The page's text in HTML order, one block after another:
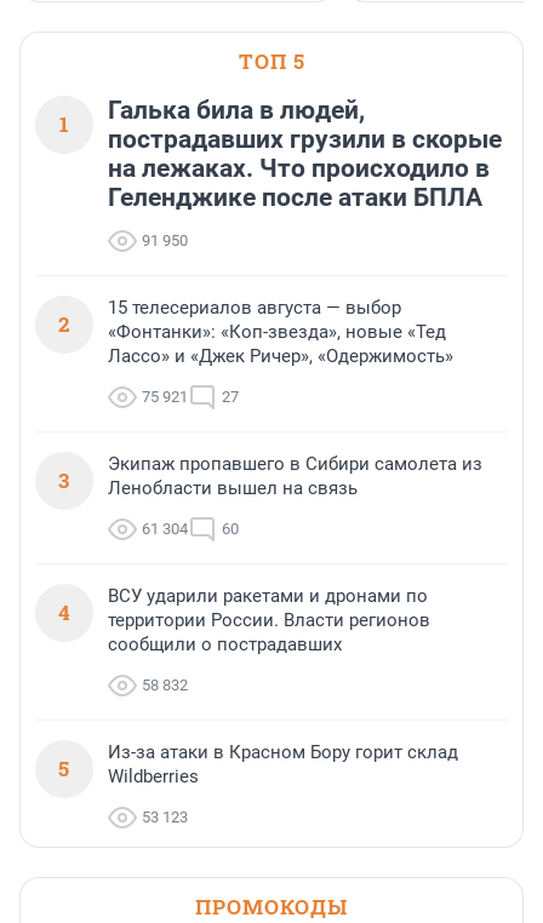
ТОП 5
1
Галька била в людей,
пострадавших грузили в скорые
на лежаках. Что происходило в
Геленджике после атаки БПЛА
91 950
2
15 телесериалов августа — выбор
«Фонтанки»: «Коп-звезда», новые «Тед
Лассо» и «Джек Ричер», «Одержимость»
75 921 27
3
Экипаж пропавшего в Сибири самолета из
Ленобласти вышел на связь
61 304 60
4
ВСУ ударили ракетами и дронами по
территории России. Власти регионов
сообщили о пострадавших
58 832
5
Из-за атаки в Красном Бору горит склад
Wildberries
53 123
ПРОМОКОДЫ